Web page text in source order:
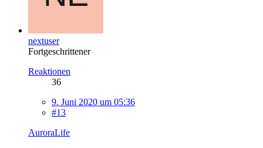
nextuser
Fortgeschrittener
Reaktionen
36
9. Juni 2020 um 05:36
#13
AuroraLife